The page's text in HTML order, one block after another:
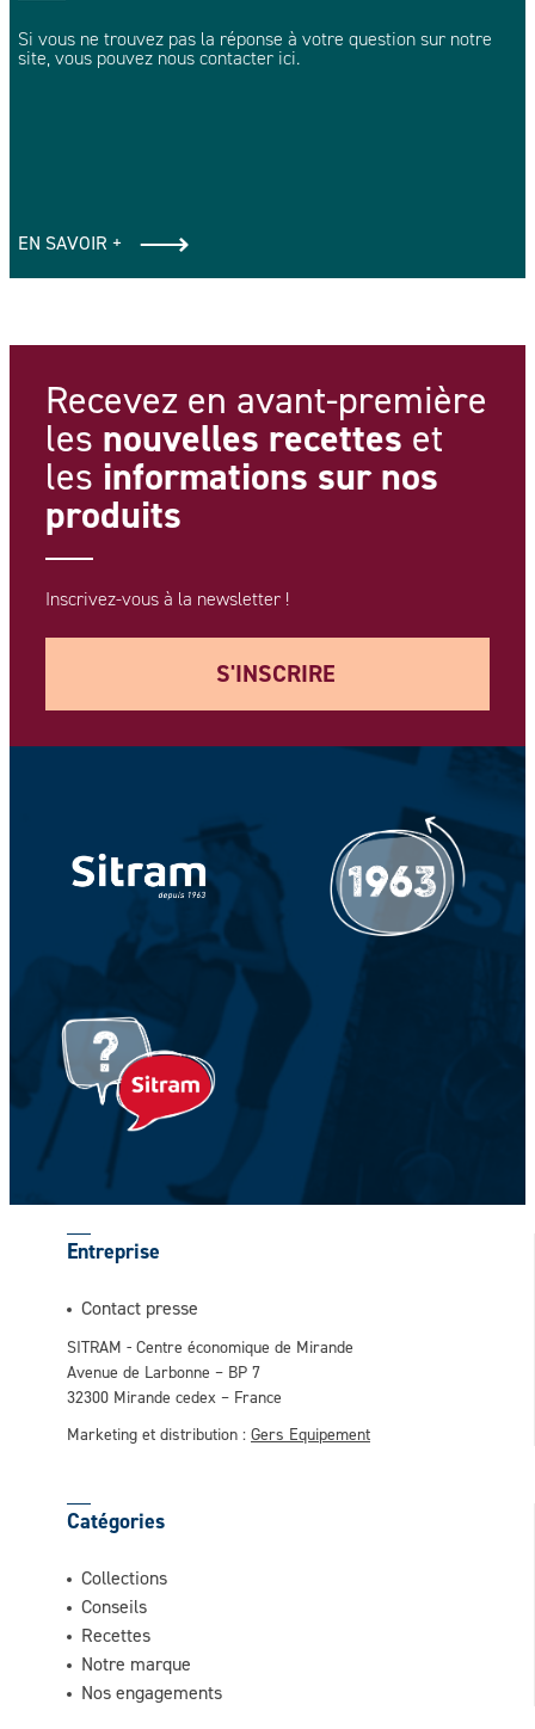
Si vous ne trouvez pas la réponse à votre question sur notre
site, vous pouvez nous contacter ici.
EN SAVOIR +
Recevez en avant-première
les nouvelles recettes et
les informations sur nos
produits
Inscrivez-vous à la newsletter !
S'INSCRIRE
Votre Nom *
Entreprise
Contact presse
SITRAM - Centre économique de Mirande
Avenue de Larbonne – BP 7
32300 Mirande cedex – France
Marketing et distribution : Gers Equipement
Catégories
Collections
Conseils
Recettes
Notre marque
Nos engagements